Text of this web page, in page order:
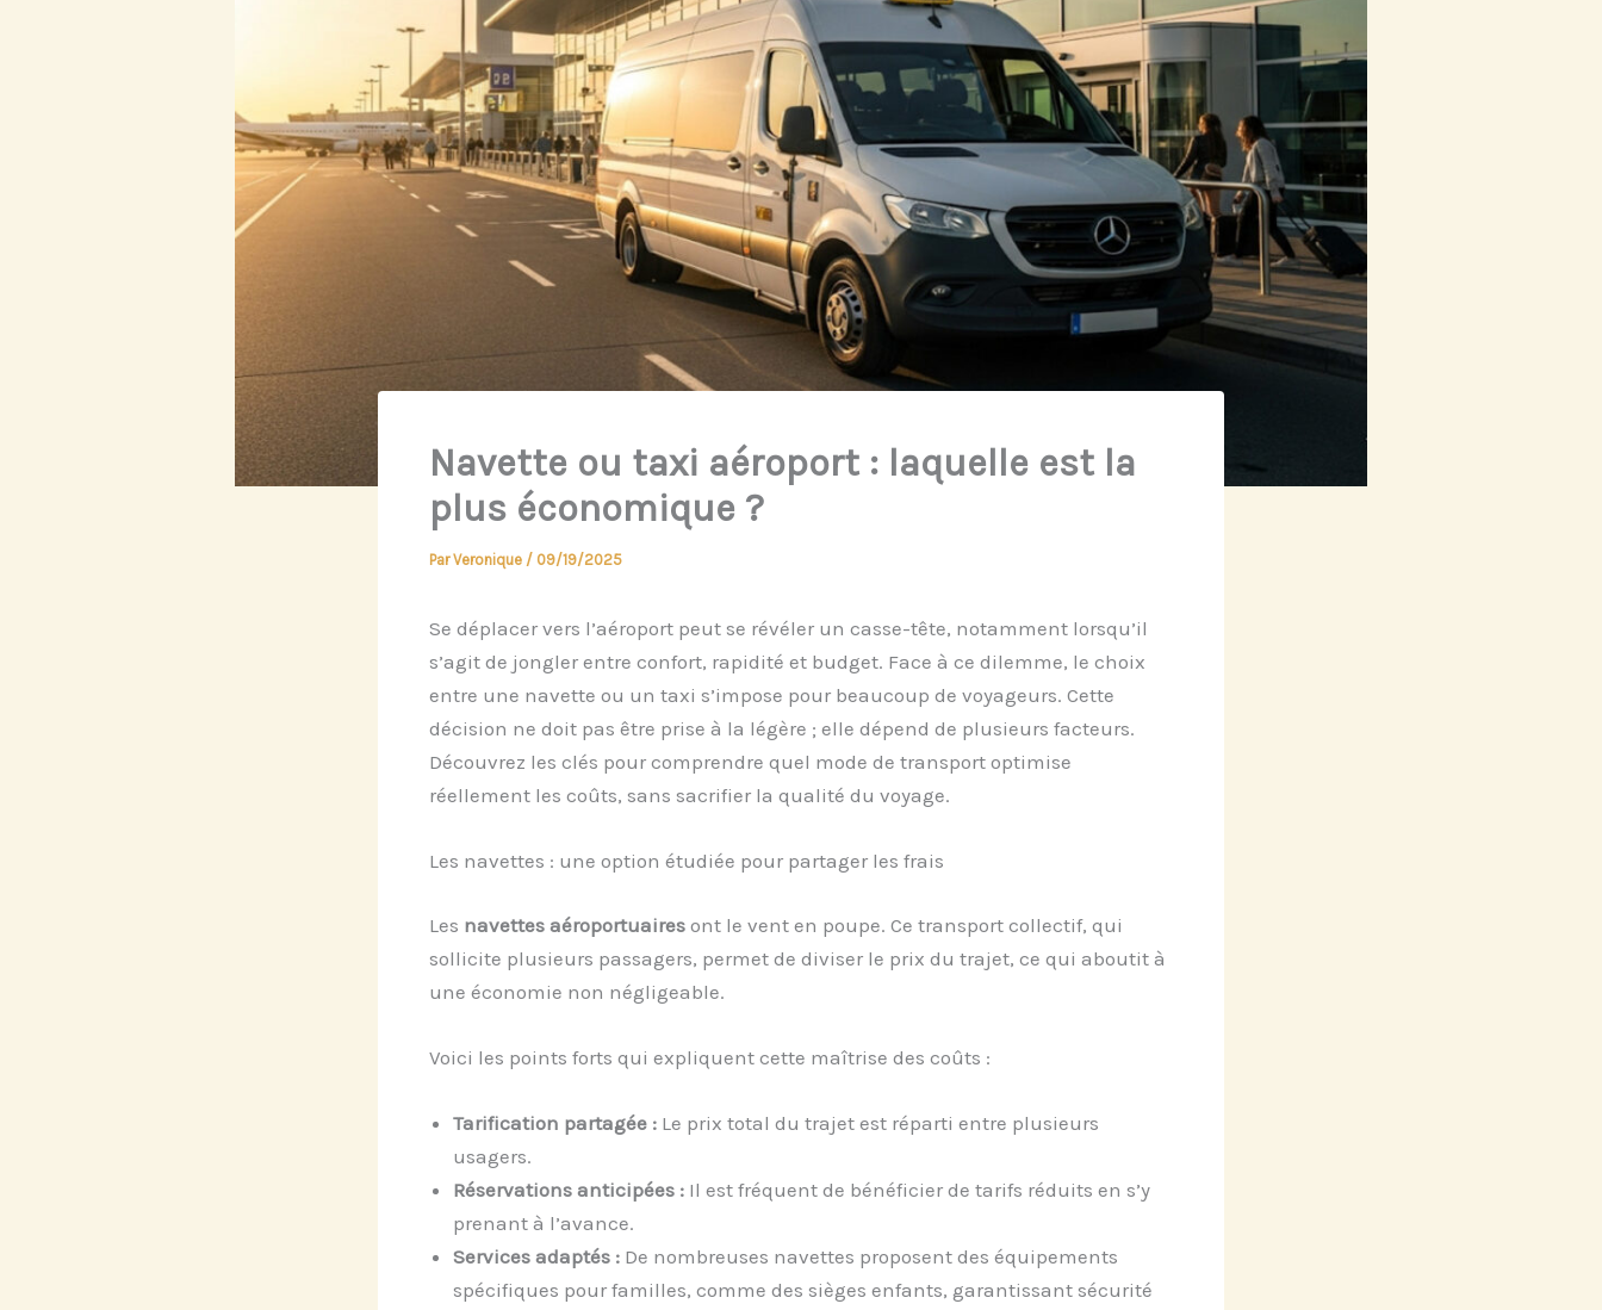
Navette ou taxi aéroport : laquelle est la
plus économique ?
ParVeronique / 09/19/2025
Se déplacer vers l’aéroport peut se révéler un casse-tête, notamment lorsqu’il
s’agit de jongler entre confort, rapidité et budget. Face à ce dilemme, le choix
entre une navette ou un taxi s’impose pour beaucoup de voyageurs. Cette
décision ne doit pas être prise à la légère ; elle dépend de plusieurs facteurs.
Découvrez les clés pour comprendre quel mode de transport optimise
réellement les coûts, sans sacrifier la qualité du voyage.
Les navettes : une option étudiée pour partager les frais
Les navettes aéroportuairesont le vent en poupe. Ce transport collectif, qui
sollicite plusieurs passagers, permet de diviser le prix du trajet, ce qui aboutit à
une économie non négligeable.
Voici les points forts qui expliquent cette maîtrise des coûts :
Tarification partagée :Le prix total du trajet est réparti entre plusieurs
usagers.
Réservations anticipées :Il est fréquent de bénéficier de tarifs réduits en s’y
prenant à l’avance.
Services adaptés :De nombreuses navettes proposent des équipements
spécifiques pour familles, comme des sièges enfants, garantissant sécurité